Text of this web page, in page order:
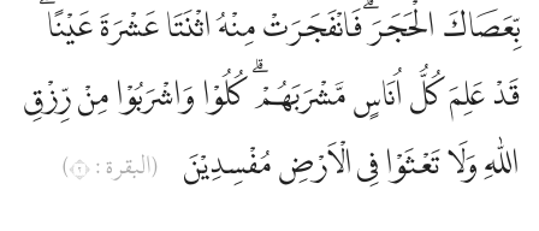
بِّعَصَاكَ الْحَجَرَۗ فَانْفَجَرَتْ مِنْهُ اثْنَتَا عَشْرَةَ عَيْنًا ۗ
قَدْ عَلِمَ كُلُّ اُنَاسٍ مَّشْرَبَهُمْ ۗ كُلُوْا وَاشْرَبُوْا مِنْ رِّزْقِ
اللّٰهِ وَلَا تَعْثَوْا فِى الْاَرْضِ مُفْسِدِيْنَ
(البقرة : ٢)